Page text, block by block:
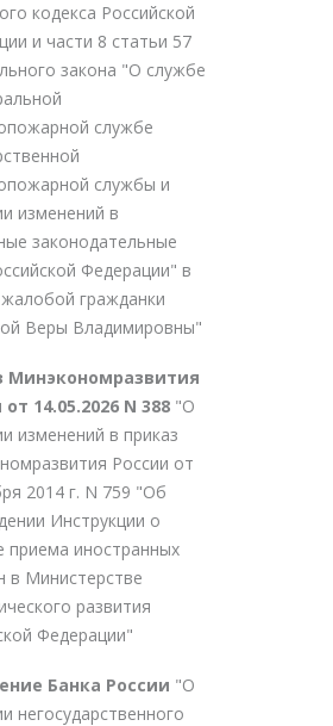
кодекса Российской
и части 8 статьи 57
закона "О службе
службе
службы и
изменений в
законодательные
Федерации" в
жалобой гражданки
Веры Владимировны"
Минэкономразвития
14.05.2026 N 388 "О
изменений в приказ
России от
2014 г. N 759 "Об
Инструкции о
приема иностранных
в Министерстве
развития
Федерации"
Банка России "О
негосударственного